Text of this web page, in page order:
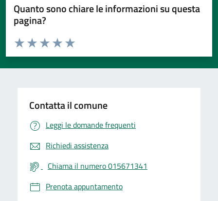
Quanto sono chiare le informazioni su questa
pagina?
Valuta da 1 a 5 stelle la pagina
Valuta 5 stelle su 5
Valuta 4 stelle su 5
Valuta 3 stelle su 5
Valuta 2 stelle su 5
Valuta 1 stelle su 5
Contatta il comune
Leggi le domande frequenti
Richiedi assistenza
Chiama il numero 015671341
Prenota appuntamento